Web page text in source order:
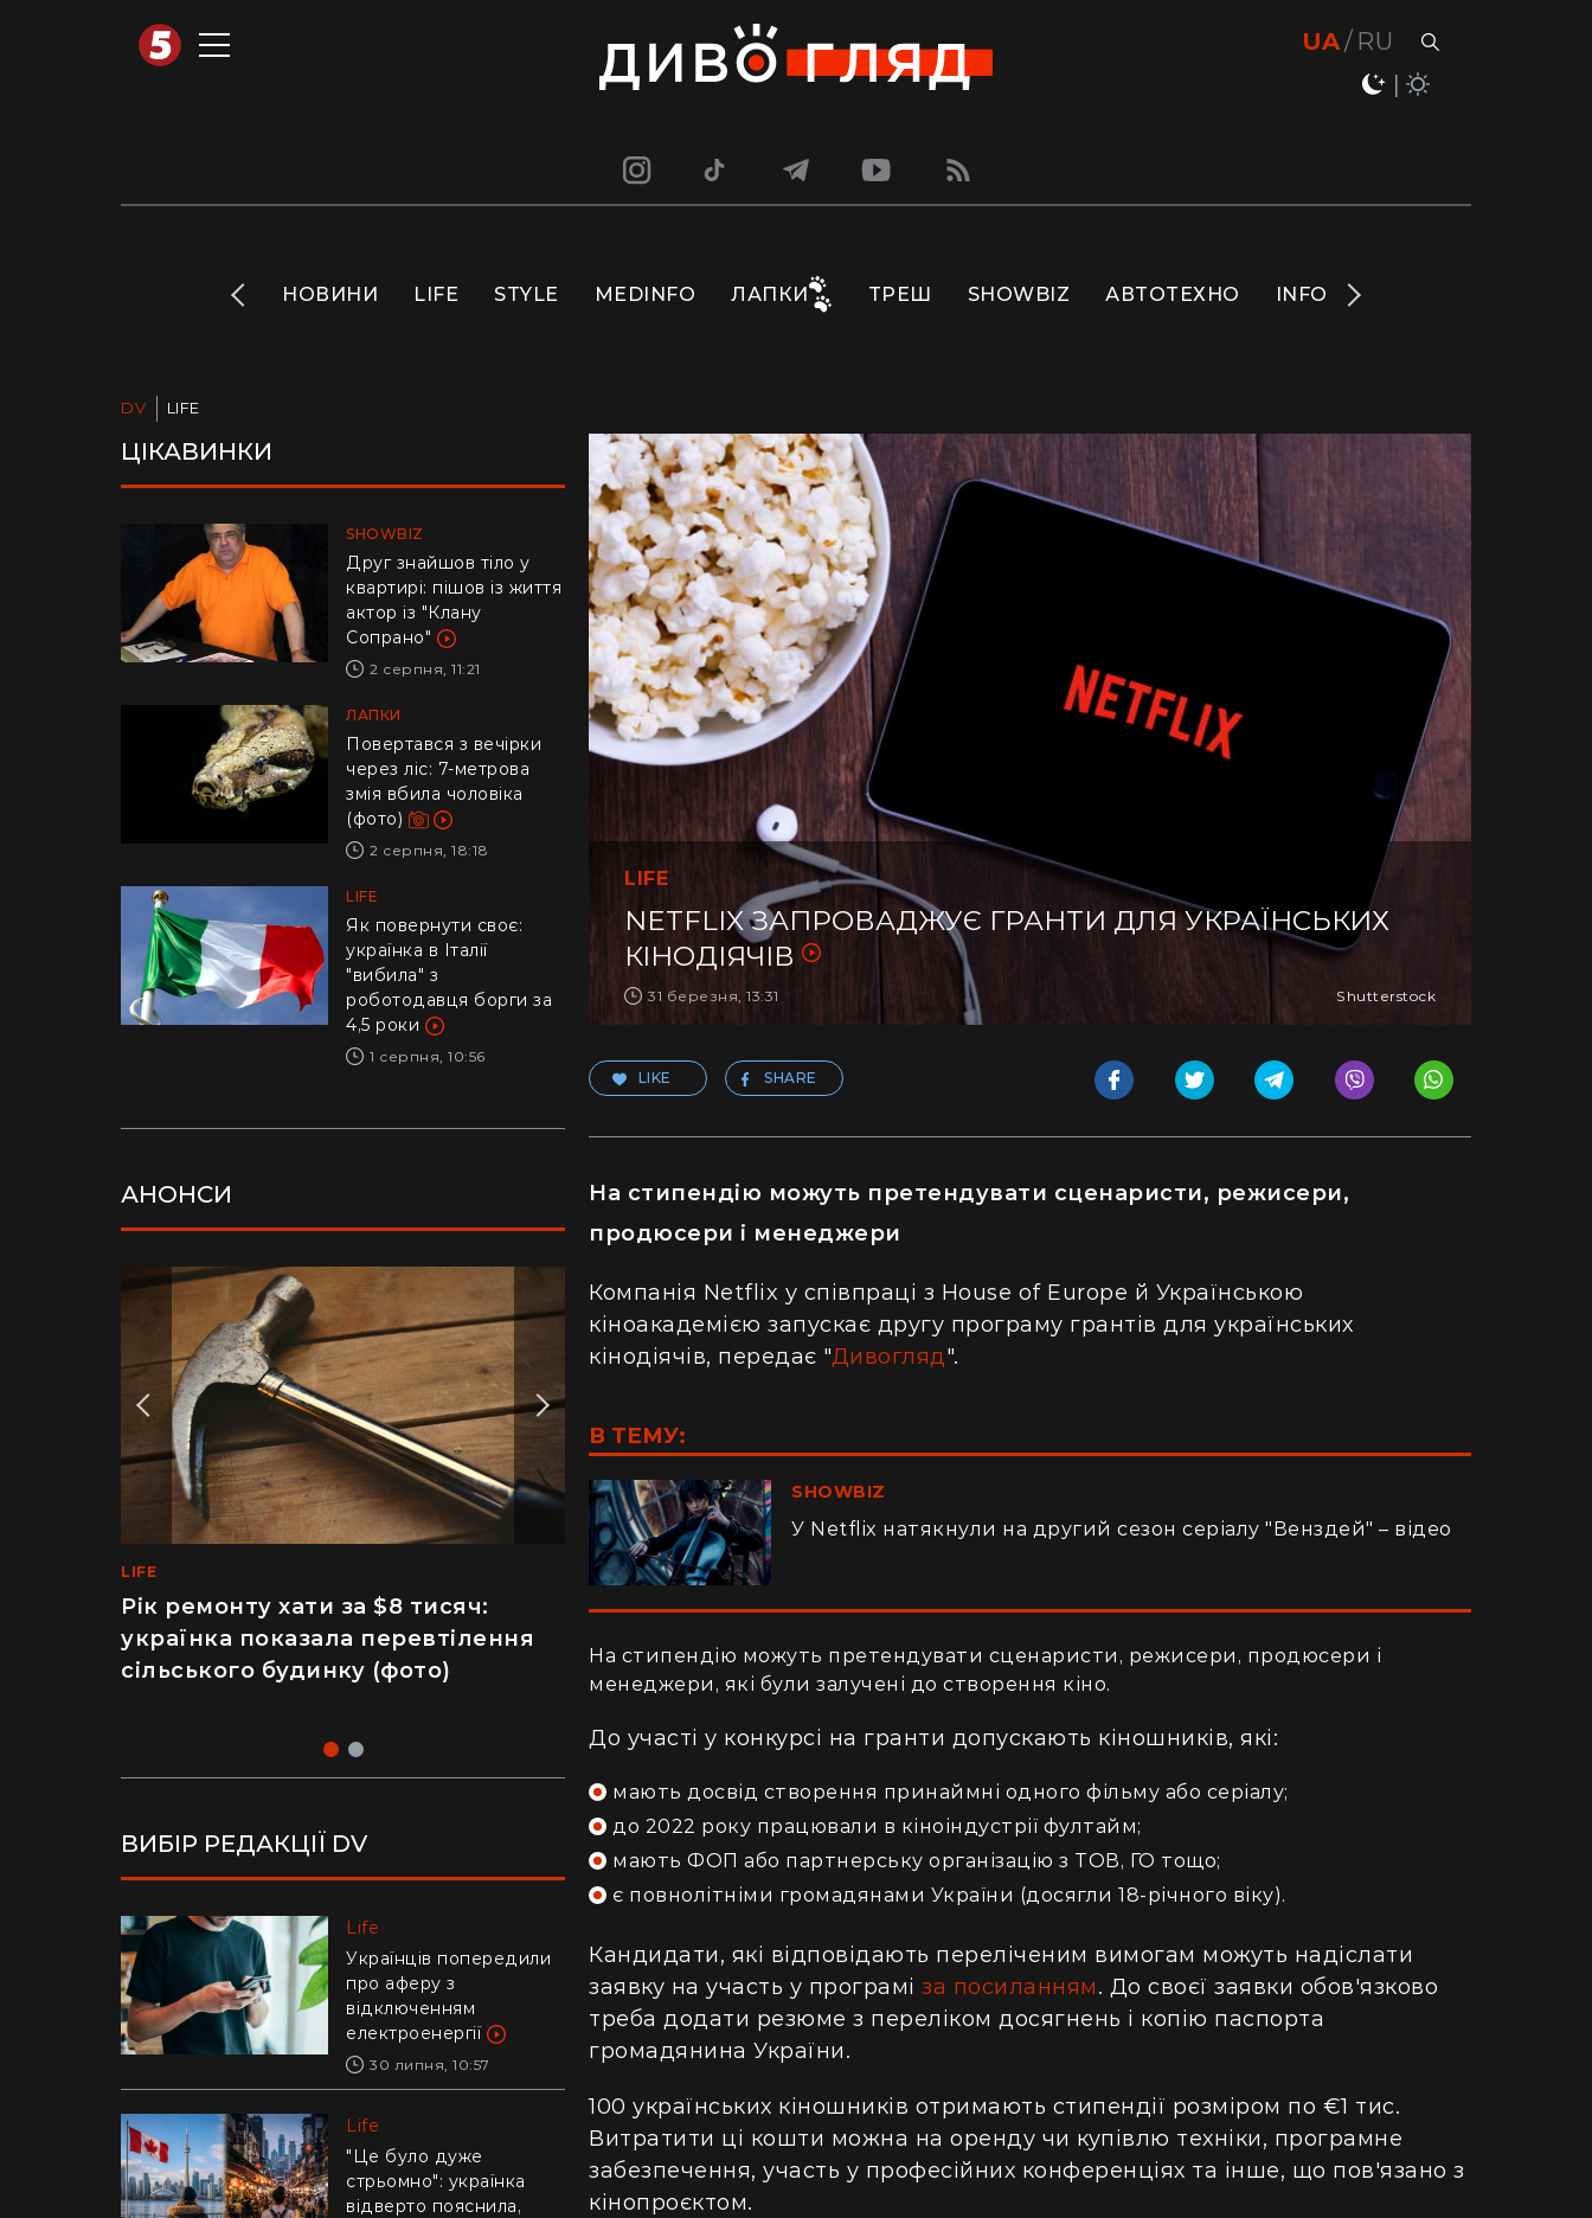
UA RU
INFO НОВИНИ LIFE STYLE MEDINFO ЛАПКИ ТРЕШ SHOWBIZ АВТОТЕХНО INFO
DV LIFE
ЦІКАВИНКИ
SHOWBIZ
Друг знайшов тіло у
квартирі: пішов із життя
актор із "Клану
Сопрано"
2 серпня, 11:21
ЛАПКИ
Повертався з вечірки
через ліс: 7-метрова
змія вбила чоловіка
(фото)
2 серпня, 18:18
LIFE
​Як повернути своє:
українка в Італії
"вибила" з
роботодавця борги за
4,5 роки
1 серпня, 10:56
АНОНСИ
LIFE
Рік ремонту хати за $8 тисяч:
українка показала перевтілення
сільського будинку (фото)
MEDINFO
Майже 2 тисячі отруєнь через
салат – як відвідування
популярного ресторану призвело
ВИБІР РЕДАКЦІЇ DV
Life
Українців попередили
про аферу з
відключенням
електроенергії
30 липня, 10:57
Life
"Це було дуже
стрьомно": українка
відверто пояснила,
Life
Ледь втримали на
руках: у Дніпрі рибалки
витягли з річки
гігантського коропа
(відео)
28 липня, 17:47
Life
Драматичне відео із
Каліфорнії: 16-річний
LIFE
NETFLIX ЗАПРОВАДЖУЄ ГРАНТИ ДЛЯ УКРАЇНСЬКИХ
КІНОДІЯЧІВ
31 березня, 13:31 Shutterstock
LIKE SHARE
На стипендію можуть претендувати сценаристи, режисери,
продюсери і менеджери
Компанія Netflix у співпраці з House of Europe й Українською
кіноакадемією запускає другу програму грантів для українських
кінодіячів, передає "Дивогляд".
В ТЕМУ:
SHOWBIZ
У Netflix натякнули на другий сезон серіалу "Венздей" – відео
На стипендію можуть претендувати сценаристи, режисери, продюсери і
менеджери, які були залучені до створення кіно.
До участі у конкурсі на гранти допускають кіношників, які:
мають досвід створення принаймні одного фільму або серіалу;
до 2022 року працювали в кіноіндустрії фултайм;
мають ФОП або партнерську організацію з ТОВ, ГО тощо;
є повнолітніми громадянами України (досягли 18-річного віку).
Кандидати, які відповідають переліченим вимогам можуть надіслати
заявку на участь у програмі за посиланням. До своєї заявки обов'язково
треба додати резюме з переліком досягнень і копію паспорта
громадянина України.
100 українських кіношників отримають стипендії розміром по €1 тис.
Витратити ці кошти можна на оренду чи купівлю техніки, програмне
забезпечення, участь у професійних конференціях та інше, що пов'язано з
кінопроєктом.